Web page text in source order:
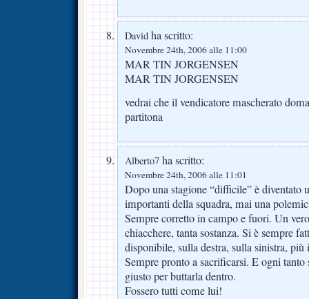
David ha scritto:
Novembre 24th, 2006 alle 11:00
MAR TIN JORGENSEN
MAR TIN JORGENSEN
vedrai che il vendicatore mascherato
partitona
Alberto7 ha scritto:
Novembre 24th, 2006 alle 11:01
Dopo una stagione “difficile” è diventato
importanti della squadra, mai una
Sempre corretto in campo e fuori. Un
chiacchere, tanta sostanza. Si è sempre
disponibile, sulla destra, sulla sinistra,
Sempre pronto a sacrificarsi. E ogni tanto
giusto per buttarla dentro.
Fossero tutti come lui!